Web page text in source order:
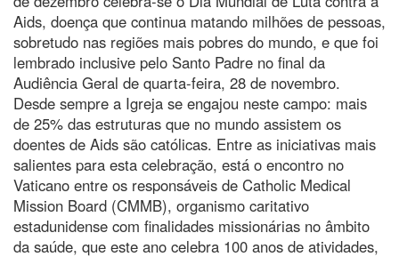
Aids, doença que continua matando milhões de pessoas,
sobretudo nas regiões mais pobres do mundo, e que foi
lembrado inclusive pelo Santo Padre no final da
Audiência Geral de quarta-feira, 28 de novembro.
Desde sempre a Igreja se engajou neste campo: mais
de 25% das estruturas que no mundo assistem os
doentes de Aids são católicas. Entre as iniciativas mais
salientes para esta celebração, está o encontro no
Vaticano entre os responsáveis de Catholic Medical
Mission Board (CMMB), organismo caritativo
estadunidense com finalidades missionárias no âmbito
da saúde, que este ano celebra 100 anos de atividades,